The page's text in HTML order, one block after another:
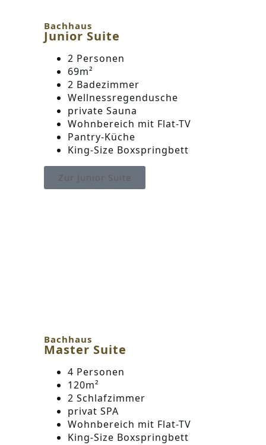
Bachhaus
Junior Suite
2 Personen
69m²
2 Badezimmer
Wellnessregendusche
private Sauna
Wohnbereich mit Flat-TV
Pantry-Küche
King-Size Boxspringbett
Zur Junior Suite
Bachhaus
Master Suite
4 Personen
120m²
2 Schlafzimmer
privat SPA
Wohnbereich mit Flat-TV
King-Size Boxspringbett